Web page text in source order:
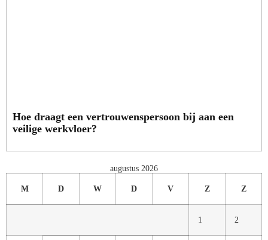
Hoe draagt een vertrouwenspersoon bij aan een
veilige werkvloer?
augustus 2026
M D W D V Z Z
1 2